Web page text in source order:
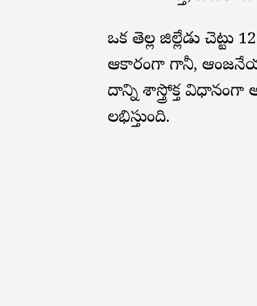
ఒక తెల్ల జిల్లేడు
ఆకారంగా గానీ,
దాన్ని శాస్త్రోక్త
లభిస్తుంది.